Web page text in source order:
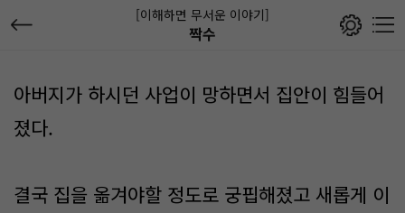
[이해하면 무서운 이야기]
짝수
아버지가 하시던 사업이 망하면서 집안이 힘들어
졌다.
결국 집을 옮겨야할 정도로 궁핍해졌고 새롭게 이